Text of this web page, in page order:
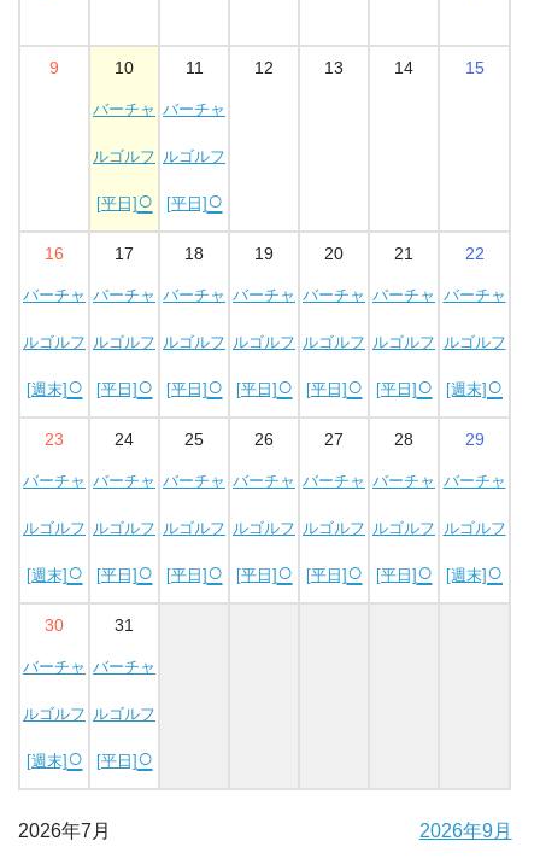
9 10
バーチャ
ルゴルフ
[平日] ○
11
バーチャ
ルゴルフ
[平日] ○
12 13 14 15
16
バーチャ
ルゴルフ
[週末] ○
17
バーチャ
ルゴルフ
[平日] ○
18
バーチャ
ルゴルフ
[平日] ○
19
バーチャ
ルゴルフ
[平日] ○
20
バーチャ
ルゴルフ
[平日] ○
21
バーチャ
ルゴルフ
[平日] ○
22
バーチャ
ルゴルフ
[週末] ○
23
バーチャ
ルゴルフ
[週末] ○
24
バーチャ
ルゴルフ
[平日] ○
25
バーチャ
ルゴルフ
[平日] ○
26
バーチャ
ルゴルフ
[平日] ○
27
バーチャ
ルゴルフ
[平日] ○
28
バーチャ
ルゴルフ
[平日] ○
29
バーチャ
ルゴルフ
[週末] ○
30
バーチャ
ルゴルフ
[週末] ○
31
バーチャ
ルゴルフ
[平日] ○
2026年7月 2026年9月